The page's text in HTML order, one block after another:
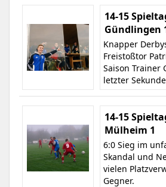
14-15
Gündlingen
Knapper
Freistoßtor
Saison Trainer
letzter
14-15
Mülheim 1
6:0 Sieg im
Skandal und
vielen
Gegner.